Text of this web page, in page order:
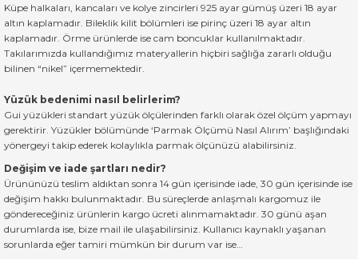
Küpe halkaları, kancaları ve kolye zincirleri 925 ayar gümüş üzeri 18 ayar
altın kaplamadır. Bileklik kilit bölümleri ise pirinç üzeri 18 ayar altın
kaplamadır. Örme ürünlerde ise cam boncuklar kullanılmaktadır.
Takılarımızda kullandığımız materyallerin hiçbiri sağlığa zararlı olduğu
bilinen “nikel” içermemektedir.
Yüzük bedenimi nasıl belirlerim?
Gui yüzükleri standart yüzük ölçülerinden farklı olarak özel ölçüm yapmayı
gerektirir. Yüzükler bölümünde ‘Parmak Ölçümü Nasıl Alırım’ başlığındaki
yönergeyi takip ederek kolaylıkla parmak ölçünüzü alabilirsiniz.
Değişim ve iade şartları nedir?
Ürününüzü teslim aldıktan sonra 14 gün içerisinde iade, 30 gün içerisinde ise
değişim hakkı bulunmaktadır. Bu süreçlerde anlaşmalı kargomuz ile
göndereceğiniz ürünlerin kargo ücreti alınmamaktadır. 30 günü aşan
durumlarda ise, bize mail ile ulaşabilirsiniz. Kullanıcı kaynaklı yaşanan
sorunlarda eğer tamiri mümkün bir durum var ise…